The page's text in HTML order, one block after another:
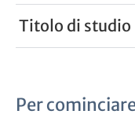
Titolo di
Per